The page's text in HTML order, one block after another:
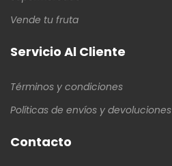
Vende tu fruta
Servicio Al Cliente
Términos y condiciones
Políticas de envíos y devoluciones
Contacto